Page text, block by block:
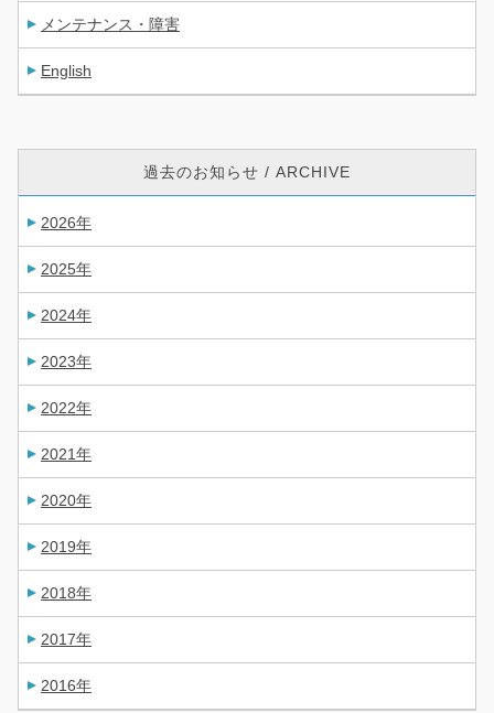
メンテナンス・障害
English
過去のお知らせ / ARCHIVE
2026年
2025年
2024年
2023年
2022年
2021年
2020年
2019年
2018年
2017年
2016年